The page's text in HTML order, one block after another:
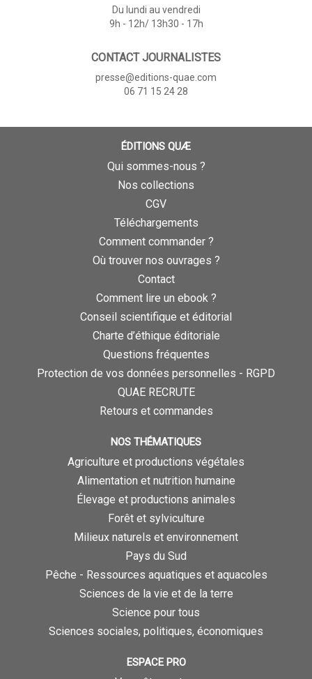
Du lundi au vendredi
9h - 12h/ 13h30 - 17h
CONTACT JOURNALISTES
presse@editions-quae.com
06 71 15 24 28
ÉDITIONS QUÆ
Qui sommes-nous ?
Nos collections
CGV
Téléchargements
Comment commander ?
Où trouver nos ouvrages ?
Contact
Comment lire un ebook ?
Conseil scientifique et éditorial
Charte d’éthique éditoriale
Questions fréquentes
Protection de vos données personnelles - RGPD
QUAE RECRUTE
Retours et commandes
NOS THÉMATIQUES
Agriculture et productions végétales
Alimentation et nutrition humaine
Élevage et productions animales
Forêt et sylviculture
Milieux naturels et environnement
Pays du Sud
Pêche - Ressources aquatiques et aquacoles
Sciences de la vie et de la terre
Science pour tous
Sciences sociales, politiques, économiques
ESPACE PRO